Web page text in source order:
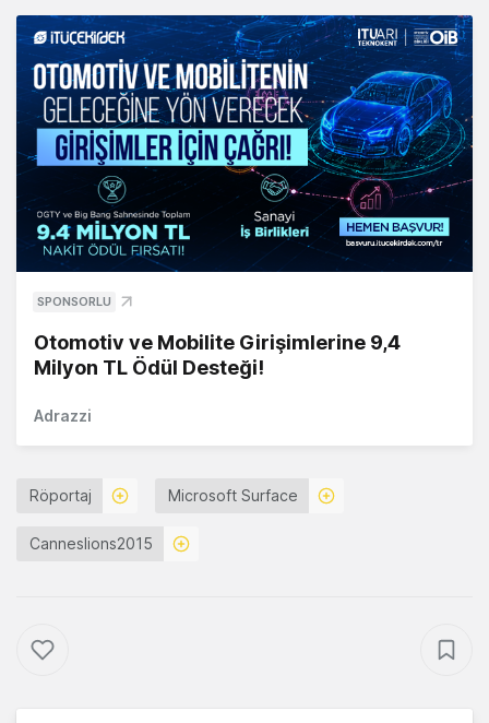
SPONSORLU
Otomotiv ve Mobilite Girişimlerine 9,4
Milyon TL Ödül Desteği!
Adrazzi
Röportaj Microsoft Surface
Canneslions2015